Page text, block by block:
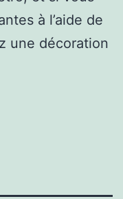
à l’aide de
une décoration